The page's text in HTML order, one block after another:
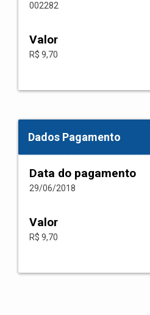
002282
Valor
R$ 9,70
Dados Pagamento
Data do pagamento
29/06/2018
Valor
R$ 9,70